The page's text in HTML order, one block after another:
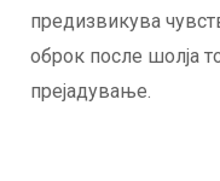
предизвикува
оброк после шолја
прејадување.